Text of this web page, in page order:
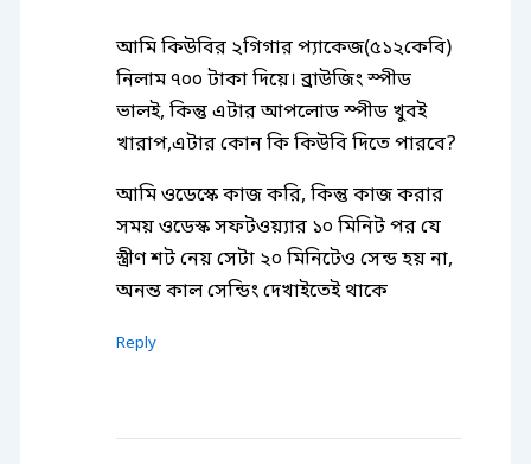
আমি কিউবির ২গিগার প্যাকেজ(৫১২কেবি)
নিলাম ৭০০ টাকা দিয়ে। ব্রাউজিং স্পীড
ভালই, কিন্তু এটার আপলোড স্পীড খুবই
খারাপ,এটার কোন কি কিউবি দিতে পারবে?
আমি ওডেস্কে কাজ করি, কিন্তু কাজ করার
সময় ওডেস্ক সফটওয়্যার ১০ মিনিট পর যে
স্ত্রীণ শট নেয় সেটা ২০ মিনিটেও সেন্ড হয় না,
অনন্ত কাল সেন্ডিং দেখাইতেই থাকে
Reply